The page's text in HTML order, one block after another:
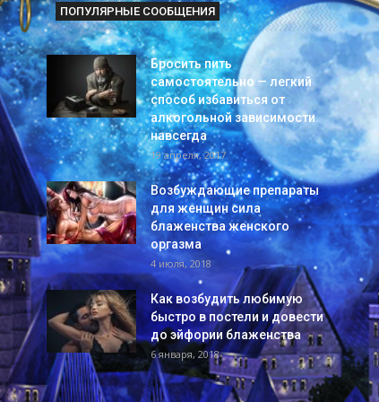
ПОПУЛЯРНЫЕ СООБЩЕНИЯ
Бросить пить
самостоятельно — легкий
способ избавиться от
алкогольной зависимости
навсегда
19 апреля, 2017
Возбуждающие препараты
для женщин сила
блаженства женского
оргазма
4 июля, 2018
Как возбудить любимую
быстро в постели и довести
до эйфории блаженства
6 января, 2018